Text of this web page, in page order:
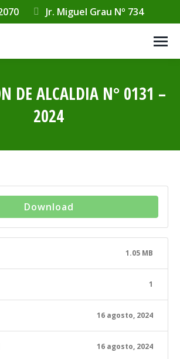
Jr. Miguel Grau Nº 734
DE ALCALDIA N° 0131 –
2024
Download
1.05 MB
1
16 agosto, 2024
16 agosto, 2024